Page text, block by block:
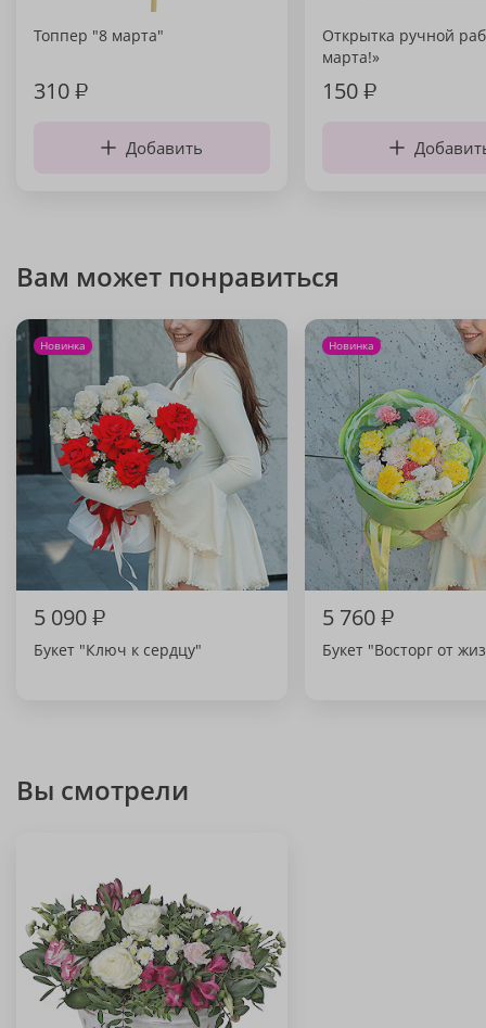
Топпер "8 марта"
310₽
Добавить
Открытка ручной
марта!»
150₽
Вам может понравиться
Новинка
5 090₽
Букет "Ключ к сердцу"
Новинка
5 760₽
Букет "Восторг от
Вы смотрели